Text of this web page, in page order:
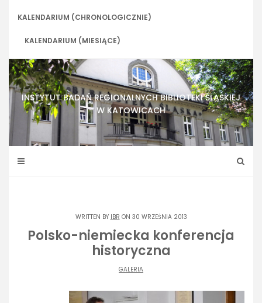
KALENDARIUM (CHRONOLOGICZNIE)
KALENDARIUM (MIESIĄCE)
INSTYTUT BADAŃ REGIONALNYCH BIBLIOTEKI ŚLĄSKIEJ
W KATOWICACH
WRITTEN BY IBR ON 30 WRZEŚNIA 2013
Polsko-niemiecka konferencja
historyczna
GALERIA